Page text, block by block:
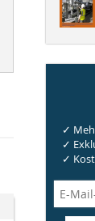
✓
✓
✓